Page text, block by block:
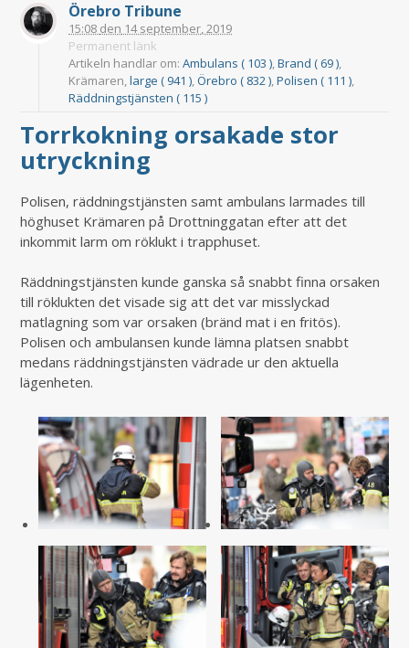
Örebro Tribune
15:08 den 14 september, 2019
Permanent länk
Artikeln handlar om:Ambulans ( 103 ),Brand ( 69 ),
Krämaren,large ( 941 ),Örebro ( 832 ),Polisen ( 111 ),
Räddningstjänsten ( 115 )
Torrkokning orsakade stor
utryckning
Polisen, räddningstjänsten samt ambulans larmades till
höghuset Krämaren på Drottninggatan efter att det
inkommit larm om röklukt i trapphuset.
Räddningstjänsten kunde ganska så snabbt finna orsaken
till röklukten det visade sig att det var misslyckad
matlagning som var orsaken (bränd mat i en fritös).
Polisen och ambulansen kunde lämna platsen snabbt
medans räddningstjänsten vädrade ur den aktuella
lägenheten.